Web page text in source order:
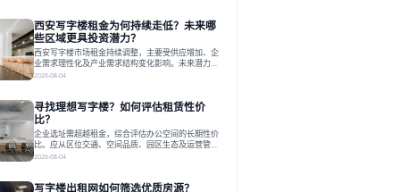
的全周期保障体系。德必集团通过标准化服务与个性
化运营结合，以全国布局和产业生态圈为企业提供稳
定支持，体现了从信息撮合到深度服务的能力转变。
在为企业寻找办公空间的过程中，
西安写字楼租金为何持续走低？未来哪
些区域更具投资潜力？
西安写字楼市场租金持续调整，主要受供应增加、企
业需求理性化及产业需求结构变化影响。未来潜力区
域集中在产业集聚、交利及城市更新地带，如高新区
运营方通过空间优化与社群服务，助力企业成长，推
动市场向多元化、高性价比方向发展。近年来，西安
写字楼市场呈现出租金持续调整的态势，这一现象引
发了的广泛关注。作为西部重要
2026-08-04
寻找理想写字楼？如何评估租赁性价
比？
企业选址需超越租金，综合评估办公空间的长期性价
比。应从区位交通、空间品质、园区生态及运营管理
四个核心维度权衡财务支出与长期价值回报。理想的
衡。对于许多正在成长或寻求稳定发展的企业而言，
2026-08-04
写字楼出租网如何筛选优质房源？